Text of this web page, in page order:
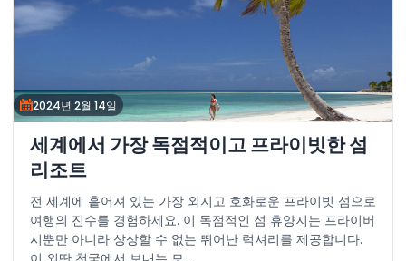
2024년 2월 14일
세계에서 가장 독점적이고 프라이빗한 섬
리조트
전 세계에 흩어져 있는 가장 외지고 호화로운 프라이빗 섬으로
여행의 진수를 경험하세요. 이 독점적인 섬 휴양지는 프라이버
시뿐만 아니라 상상할 수 없는 뛰어난 럭셔리를 제공합니다.